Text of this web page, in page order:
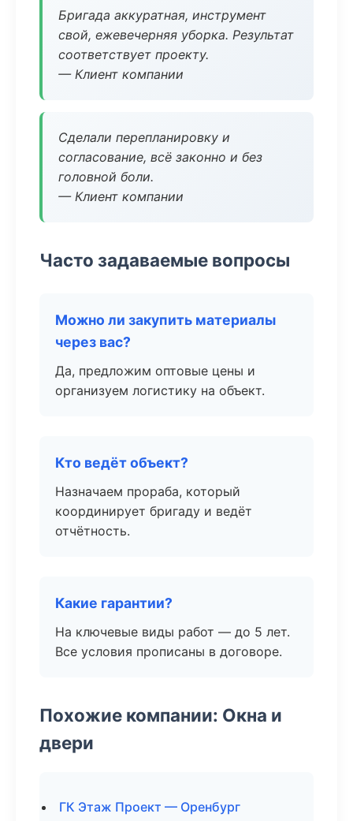
Бригада аккуратная, инструмент
свой, ежевечерняя уборка. Результат
соответствует проекту.
— Клиент компании
Сделали перепланировку и
согласование, всё законно и без
головной боли.
— Клиент компании
Часто задаваемые вопросы
Можно ли закупить материалы
через вас?
Да, предложим оптовые цены и
организуем логистику на объект.
Кто ведёт объект?
Назначаем прораба, который
координирует бригаду и ведёт
отчётность.
Какие гарантии?
На ключевые виды работ — до 5 лет.
Все условия прописаны в договоре.
Похожие компании: Окна и
двери
ГК Этаж Проект — Оренбург